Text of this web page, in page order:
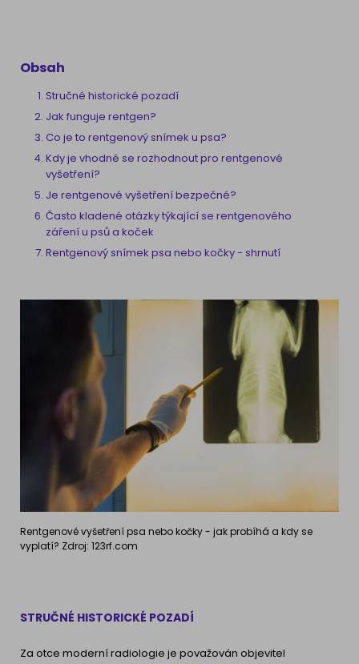
Obsah
Stručné historické pozadí
Jak funguje rentgen?
Co je to rentgenový snímek u psa?
Kdy je vhodné se rozhodnout pro rentgenové
vyšetření?
Je rentgenové vyšetření bezpečné?
Často kladené otázky týkající se rentgenového
záření u psů a koček
Rentgenový snímek psa nebo kočky - shrnutí
Rentgenové vyšetření psa nebo kočky - jak probíhá a kdy se
vyplatí? Zdroj: 123rf.com
STRUČNÉ HISTORICKÉ POZADÍ
Za otce moderní radiologie je považován objevitel